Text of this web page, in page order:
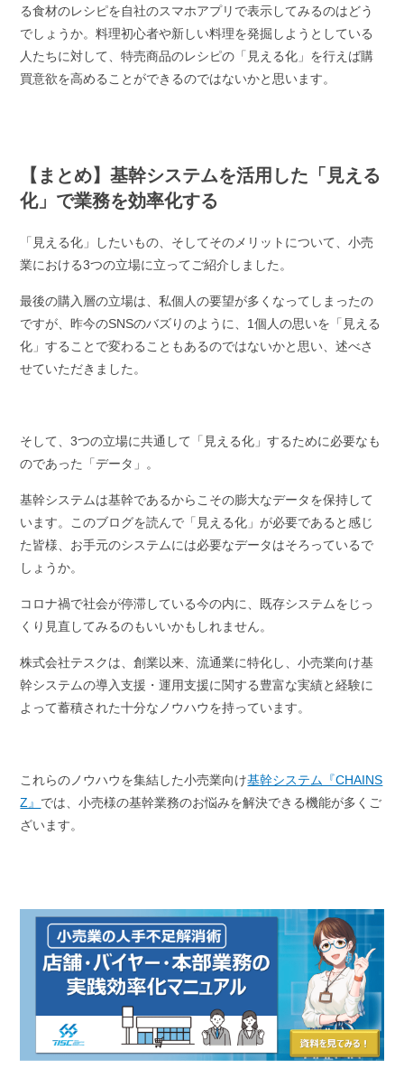
る食材のレシピを自社のスマホアプリで表示してみるのはどう
でしょうか。料理初心者や新しい料理を発掘しようとしている
人たちに対して、特売商品のレシピの「見える化」を行えば購
買意欲を高めることができるのではないかと思います。
【まとめ】基幹システムを活用した「見える
化」で業務を効率化する
「見える化」したいもの、そしてそのメリットについて、小売
業における3つの立場に立ってご紹介しました。
最後の購入層の立場は、私個人の要望が多くなってしまったの
ですが、昨今のSNSのバズりのように、1個人の思いを「見える
化」することで変わることもあるのではないかと思い、述べさ
せていただきました。
そして、3つの立場に共通して「見える化」するために必要なも
のであった「データ」。
基幹システムは基幹であるからこその膨大なデータを保持して
います。このブログを読んで「見える化」が必要であると感じ
た皆様、お手元のシステムには必要なデータはそろっているで
しょうか。
コロナ禍で社会が停滞している今の内に、既存システムをじっ
くり見直してみるのもいいかもしれません。
株式会社テスクは、創業以来、流通業に特化し、小売業向け基
幹システムの導入支援・運用支援に関する豊富な実績と経験に
よって蓄積された十分なノウハウを持っています。
これらのノウハウを集結した小売業向け基幹システム『CHAINS
Z』 では、小売様の基幹業務のお悩みを解決できる機能が多くご
ざいます。